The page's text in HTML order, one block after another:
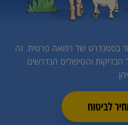
בסטנדרט של רפואה פרטית. זה
הבדיקות והטיפולים הנדרשים
לביטוח